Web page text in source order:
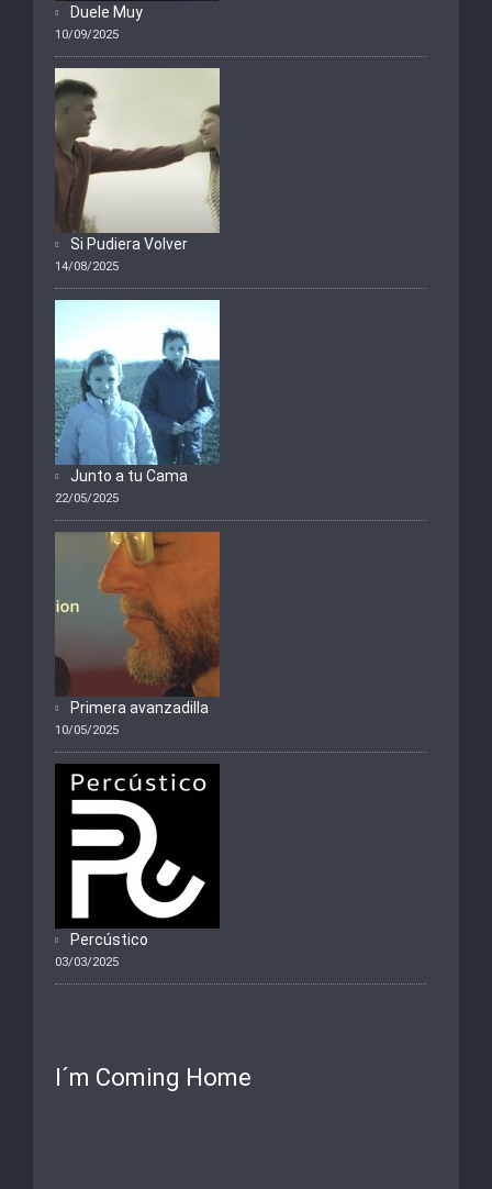
Duele Muy
10/09/2025
Si Pudiera Volver
14/08/2025
Junto a tu Cama
22/05/2025
Primera avanzadilla
10/05/2025
Percústico
03/03/2025
I´m Coming Home